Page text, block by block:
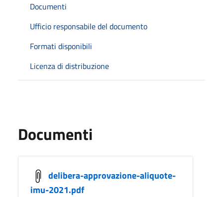
Documenti
Ufficio responsabile del documento
Formati disponibili
Licenza di distribuzione
Documenti
delibera-approvazione-aliquote-
imu-2021.pdf